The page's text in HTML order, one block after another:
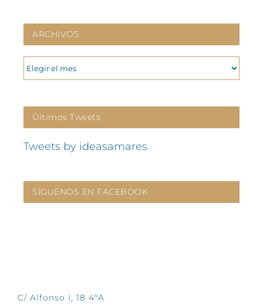
ARCHIVOS
ARCHIVOS
Últimos Tweets
Tweets by ideasamares
SÍGUENOS EN FACEBOOK
C/ Alfonso I, 18 4ºA